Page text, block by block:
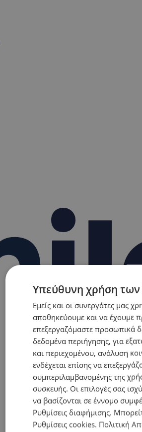
Υπεύθυνη χρήση
Εμείς και οι συνεργάτες μας
αποθηκεύουμε και να έχουμε
επεξεργαζόμαστε προσωπικά
δεδομένα περιήγησης, για
και περιεχομένου, ανάλυση
ενδέχεται επίσης να
συμπεριλαμβανομένης της
συσκευής. Οι επιλογές σας
να βασίζονται σε έννομο
Ρυθμίσεις διαφήμισης.
Ρυθμίσεις cookies. Πολιτική